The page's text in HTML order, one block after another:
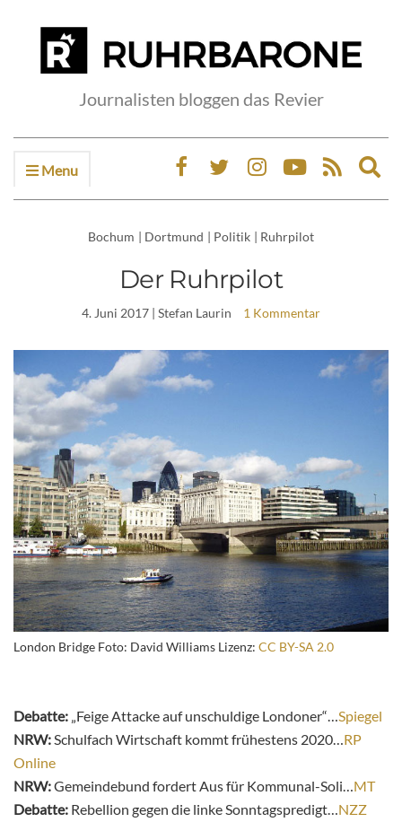
Journalisten bloggen das Revier
Menu
Bochum | Dortmund | Politik | Ruhrpilot
Der Ruhrpilot
4. Juni 2017 | Stefan Laurin 1 Kommentar
London Bridge Foto: David Williams Lizenz: CC BY-SA 2.0
Debatte: „Feige Attacke auf unschuldige Londoner“… Spiegel
NRW: Schulfach Wirtschaft kommt frühestens 2020… RP
Online
NRW:Gemeindebund fordert Aus für Kommunal-Soli… MT
Debatte: Rebellion gegen die linke Sonntagspredigt… NZZ